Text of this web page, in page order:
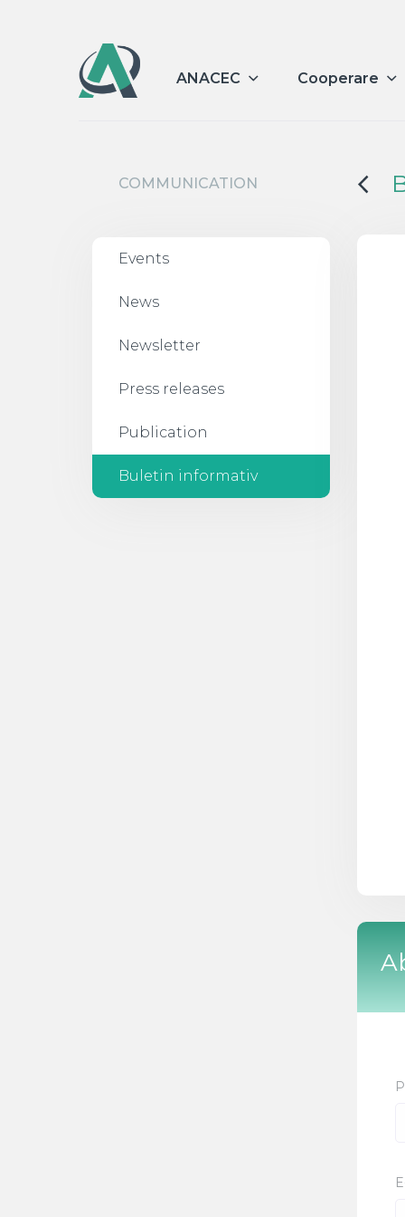
ANACEC Cooperare
COMMUNICATION
Events
News
Newsletter
Press releases
Publication
Buletin informativ